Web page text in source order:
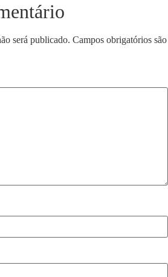
será publicado. Campos obrigatórios são